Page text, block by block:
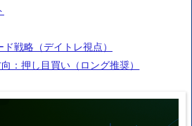
戦略（デイトレ視点）
：押し目買い（ロング推奨）